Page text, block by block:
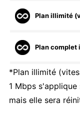
Plan illimité
Plan complet
*Plan illimité
1 Mbps
mais elle sera